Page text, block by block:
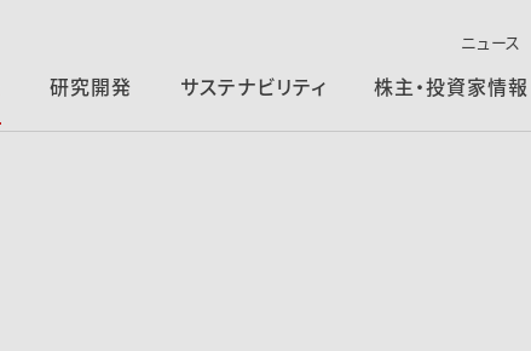
ニュース
研究開発 サステナビリティ 株主・投資家情報